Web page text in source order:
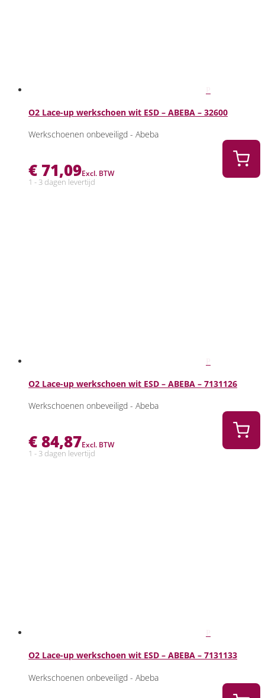
O2 Lace-up werkschoen wit ESD – ABEBA – 32600
Werkschoenen onbeveiligd - Abeba
€ 71,09Excl. BTW
1 - 3 dagen levertijd
O2 Lace-up werkschoen wit ESD – ABEBA – 7131126
Werkschoenen onbeveiligd - Abeba
€84,87Excl. BTW
1 - 3 dagen levertijd
O2 Lace-up werkschoen wit ESD – ABEBA – 7131133
Werkschoenen onbeveiligd - Abeba